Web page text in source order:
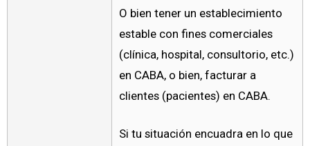
O bien tener un establecimiento
estable con fines comerciales
(clínica, hospital, consultorio, etc.)
en CABA, o bien, facturar a
clientes (pacientes) en CABA.
Si tu situación encuadra en lo que